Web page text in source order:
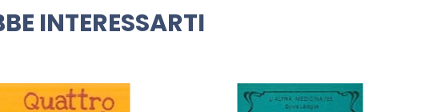
INTERESSARTI